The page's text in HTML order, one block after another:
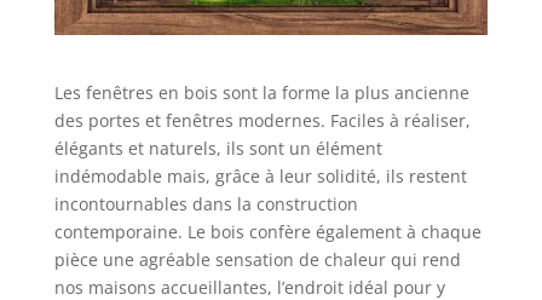
Les fenêtres en bois sont la forme la plus ancienne
des portes et fenêtres modernes. Faciles à réaliser,
élégants et naturels, ils sont un élément
indémodable mais, grâce à leur solidité, ils restent
incontournables dans la construction
contemporaine. Le bois confère également à chaque
pièce une agréable sensation de chaleur qui rend
nos maisons accueillantes, l’endroit idéal pour y